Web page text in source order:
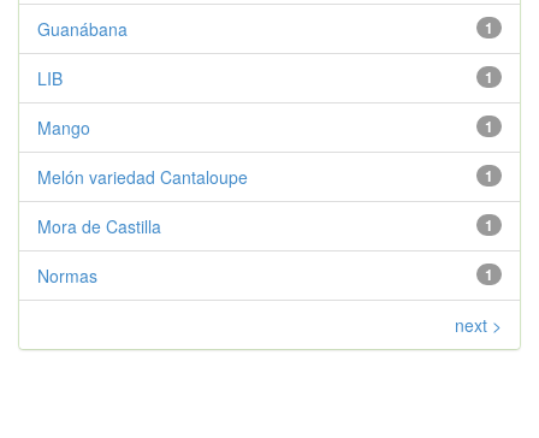
1
Guanábana
1
LIB
1
Mango
1
Melón variedad Cantaloupe
1
Mora de Castilla
1
Normas
next >